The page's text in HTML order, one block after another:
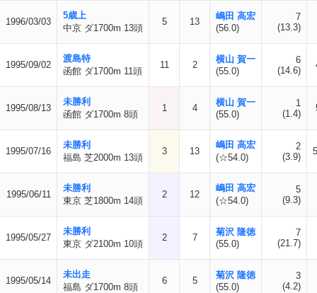
1996/03/03
5歳上
中京 ダ1700m 13頭
5 13
嶋田 高宏
(56.0)
7
(13.3)
1995/09/02
渡島特
函館 ダ1700m 11頭
11 2
横山 賀一
(55.0)
6
(14.6)
1995/08/13
未勝利
函館 ダ1700m 8頭
1 4
横山 賀一
(55.0)
1
(1.4)
1995/07/16
未勝利
福島 芝2000m 13頭
3 13
嶋田 高宏
(☆54.0)
2
(3.9)
1995/06/11
未勝利
東京 芝1800m 14頭
2 12
嶋田 高宏
(☆54.0)
5
(9.3)
1995/05/27
未勝利
東京 ダ2100m 10頭
2 7
菊沢 隆徳
(55.0)
7
(21.7)
1995/05/14
未出走
福島 ダ1700m 8頭
6 5
菊沢 隆徳
(55.0)
3
(4.2)